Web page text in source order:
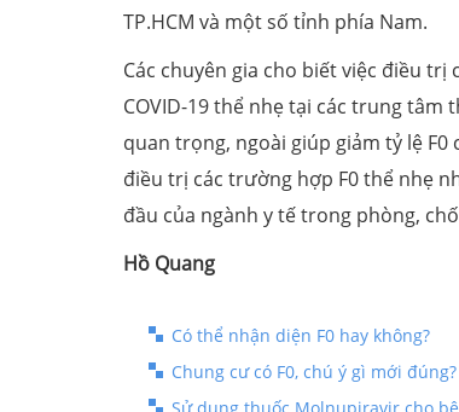
TP.HCM và một số tỉnh phía Nam.
Các chuyên gia cho biết việc điều trị
COVID-19 thể nhẹ tại các trung tâm
quan trọng, ngoài giúp giảm tỷ lệ
điều trị các trường hợp F0 thể nhẹ
đầu của ngành y tế trong phòng,
Hồ Quang
Có thể nhận diện F0 hay không?
Chung cư có F0, chú ý gì mới đúng?